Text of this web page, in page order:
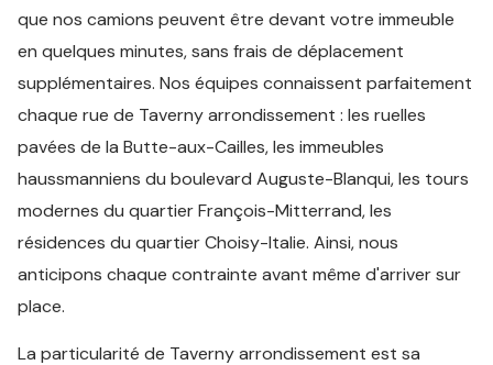
que nos camions peuvent être devant votre immeuble
en quelques minutes, sans frais de déplacement
supplémentaires. Nos équipes connaissent parfaitement
chaque rue de Taverny arrondissement : les ruelles
pavées de la Butte-aux-Cailles, les immeubles
haussmanniens du boulevard Auguste-Blanqui, les tours
modernes du quartier François-Mitterrand, les
résidences du quartier Choisy-Italie. Ainsi, nous
anticipons chaque contrainte avant même d'arriver sur
place.
La particularité de Taverny arrondissement est sa